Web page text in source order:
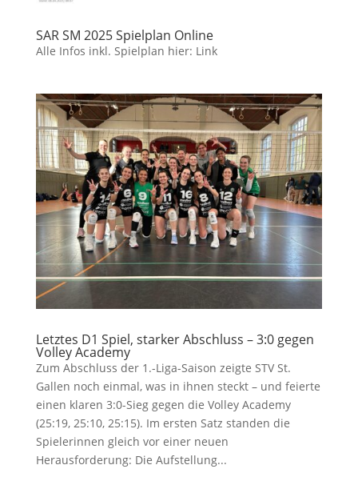
SAR SM 2025 Spielplan Online
Alle Infos inkl. Spielplan hier: Link
Letztes D1 Spiel, starker Abschluss – 3:0 gegen
Volley Academy
Zum Abschluss der 1.-Liga-Saison zeigte STV St.
Gallen noch einmal, was in ihnen steckt – und feierte
einen klaren 3:0-Sieg gegen die Volley Academy
(25:19, 25:10, 25:15). Im ersten Satz standen die
Spielerinnen gleich vor einer neuen
Herausforderung: Die Aufstellung...